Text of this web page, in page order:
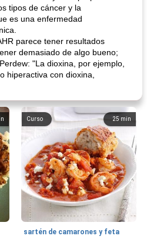
tipos de cáncer y la
es una enfermedad
parece tener resultados
demasiado de algo bueno;
"La dioxina, por ejemplo,
hiperactiva con dioxina,
25 min
Curso
sartén de camarones y feta